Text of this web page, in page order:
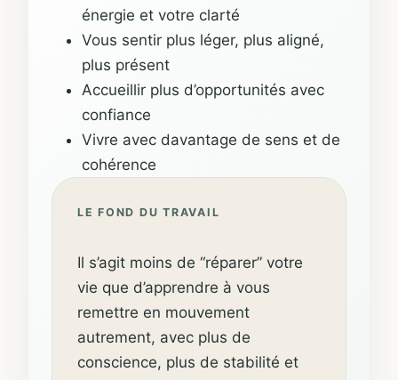
énergie et votre clarté
Vous sentir plus léger, plus aligné,
plus présent
Accueillir plus d’opportunités avec
confiance
Vivre avec davantage de sens et de
cohérence
LE FOND DU TRAVAIL
Il s’agit moins de “réparer” votre
vie que d’apprendre à vous
remettre en mouvement
autrement, avec plus de
conscience, plus de stabilité et